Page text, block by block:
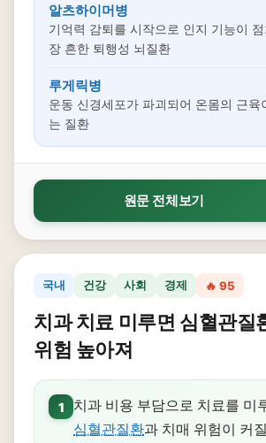
알츠하이머병
기억력 감퇴를 시작으로 인지 기능이
장 흔한 퇴행성 뇌질환
루게릭병
운동 신경세포가 파괴되어 온몸의 근육
는 질환
원문 전체보기
국내 건강 사회 경제 🔥 95
치과 치료 미루면 심혈관질
위험 높아져
1
치과 비용 부담으로 치료를 미
심혈관질환과 치매 위험이 커